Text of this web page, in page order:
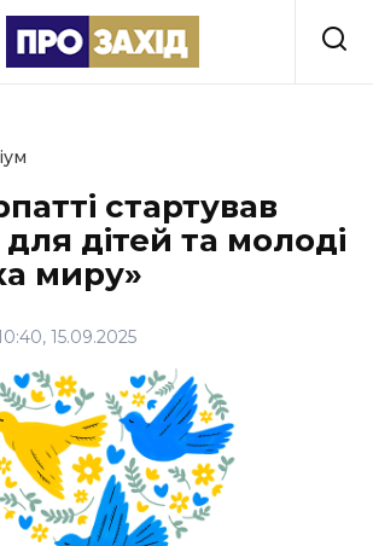
стартував
дітей та молоді
миру»
15.09.2025